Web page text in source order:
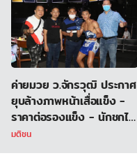
ค่ายมวย ว.จักรวุฒิ ประกาศ
ยุบล้างภาพหน้าเสื่อแข็ง -
ราคาต่อรองแข็ง - นักชกไม่
มีไฟต์ต่อย
มติชน